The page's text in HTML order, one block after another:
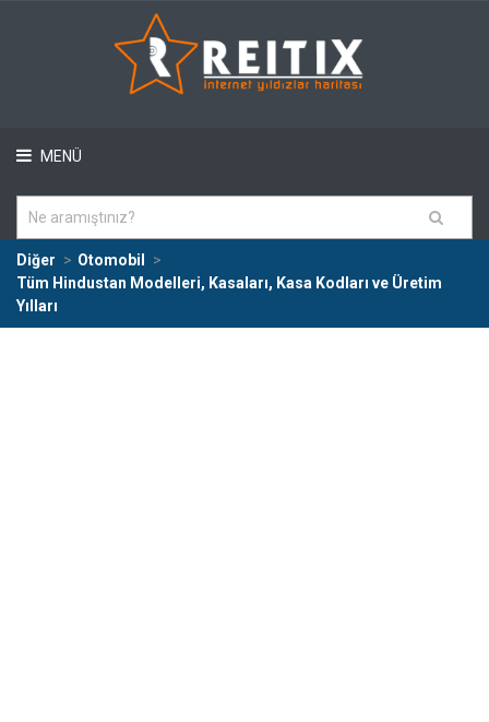
MENÜ
Diğer
Otomobil
Tüm Hindustan Modelleri, Kasaları, Kasa Kodları ve Üretim
Yılları